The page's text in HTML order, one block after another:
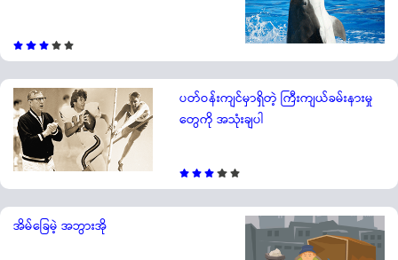
ပတ်ဝန်းကျင်မှာရှိတဲ့ ကြီးကျယ်ခမ်းနားမှု
တွေကို အသုံးချပါ
အိမ်ခြေမဲ့ အဘွားအို